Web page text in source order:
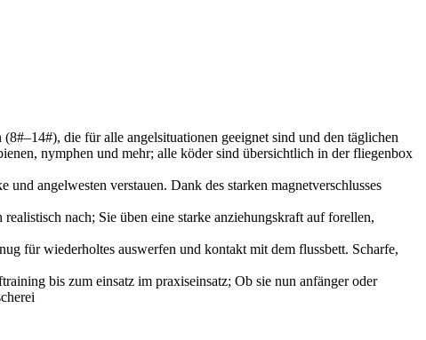
die für alle angelsituationen geeignet sind und den täglichen
nymphen und mehr; alle köder sind übersichtlich in der fliegenbox
angelwesten verstauen. Dank des starken magnetverschlusses
nach; Sie üben eine starke anziehungskraft auf forellen,
für wiederholtes auswerfen und kontakt mit dem flussbett. Scharfe,
bis zum einsatz im praxiseinsatz; Ob sie nun anfänger oder